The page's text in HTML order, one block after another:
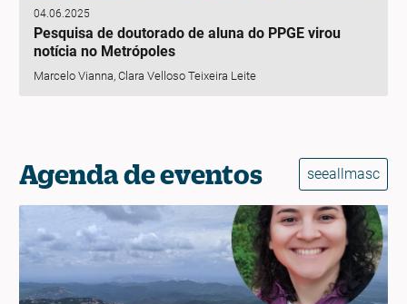
04.06.2025
Pesquisa de doutorado de aluna do PPGE virou
notícia no Metrópoles
Marcelo Vianna, Clara Velloso Teixeira Leite
Agenda de eventos seeallmasc